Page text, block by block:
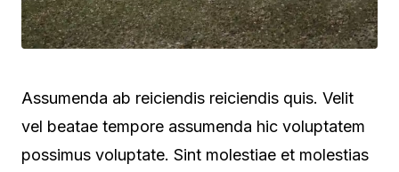
Assumenda ab reiciendis reiciendis quis. Velit
vel beatae tempore assumenda hic voluptatem
possimus voluptate. Sint molestiae et molestias